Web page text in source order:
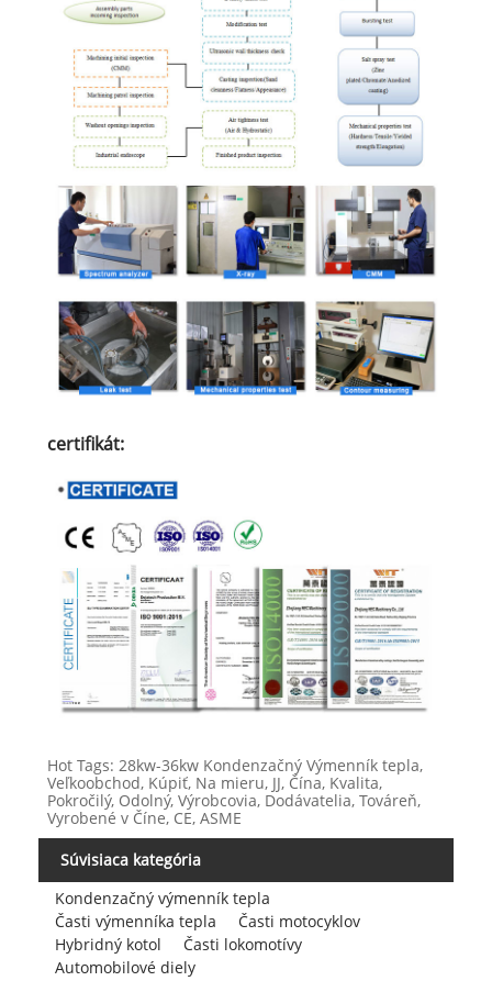
certifikát:
Hot Tags: 28kw-36kw Kondenzačný Výmenník tepla,
Veľkoobchod, Kúpiť, Na mieru, JJ, Čína, Kvalita,
Pokročilý, Odolný, Výrobcovia, Dodávatelia, Továreň,
Vyrobené v Číne, CE, ASME
Súvisiaca kategória
Kondenzačný výmenník tepla
Časti výmenníka tepla
Časti motocyklov
Hybridný kotol
Časti lokomotívy
Automobilové diely